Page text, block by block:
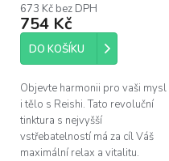
673 Kč bez DPH
754 Kč
DO KOŠÍKU
Objevte harmonii pro vaši mysl
i tělo s Reishi. Tato revoluční
tinktura s nejvyšší
vstřebatelností má za cíl Váš
maximální relax a vitalitu.